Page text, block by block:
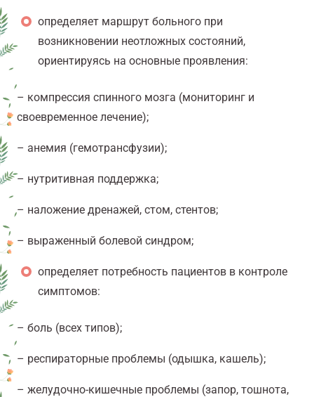
определяет маршрут больного при
возникновении неотложных состояний,
ориентируясь на основные проявления:
– компрессия спинного мозга (мониторинг и
своевременное лечение);
– анемия (гемотрансфузии);
– нутритивная поддержка;
– наложение дренажей, стом, стентов;
– выраженный болевой синдром;
определяет потребность пациентов в контроле
симптомов:
– боль (всех типов);
– респираторные проблемы (одышка, кашель);
– желудочно-кишечные проблемы (запор, тошнота,